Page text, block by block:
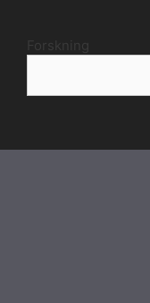
Forskning